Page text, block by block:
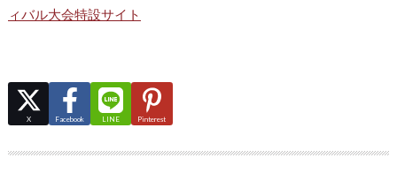
ィバル大会特設サイト
X Facebook LINE Pinterest